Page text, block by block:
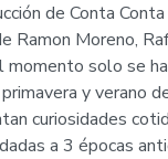
de Conta
Ramon Moreno,
momento solo se
y verano
curiosidades
a 3 épocas